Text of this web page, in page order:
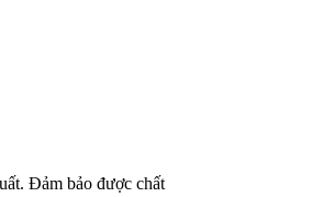
Đảm bảo được chất